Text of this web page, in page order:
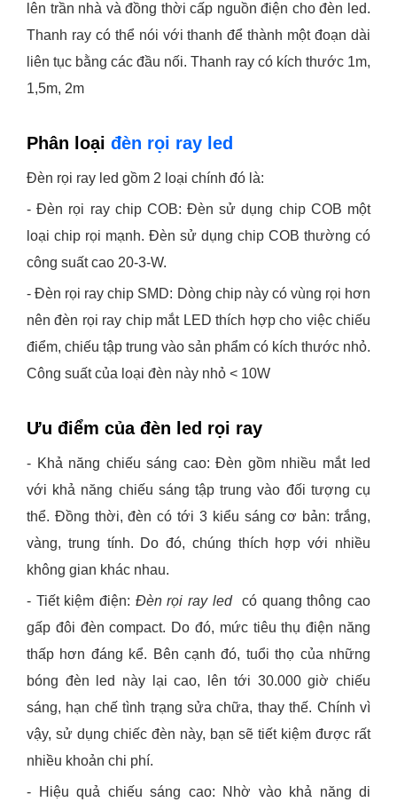
lên trần nhà và đồng thời cấp nguồn điện cho đèn led.
Thanh ray có thể nói với thanh để thành một đoạn dài
liên tục bằng các đầu nối. Thanh ray có kích thước 1m,
1,5m, 2m
Phân loại đèn rọi ray led
Đèn rọi ray led gồm 2 loại chính đó là:
- Đèn rọi ray chip COB: Đèn sử dụng chip COB một
loại chip rọi mạnh. Đèn sử dụng chip COB thường có
công suất cao 20-3-W.
- Đèn rọi ray chip SMD: Dòng chip này có vùng rọi hơn
nên đèn rọi ray chip mắt LED thích hợp cho việc chiếu
điểm, chiếu tập trung vào sản phẩm có kích thước nhỏ.
Công suất của loại đèn này nhỏ < 10W
Ưu điểm của đèn led rọi ray
- Khả năng chiếu sáng cao: Đèn gồm nhiều mắt led
với khả năng chiếu sáng tập trung vào đối tượng cụ
thể. Đồng thời, đèn có tới 3 kiểu sáng cơ bản: trắng,
vàng, trung tính. Do đó, chúng thích hợp với nhiều
không gian khác nhau.
- Tiết kiệm điện: Đèn rọi ray led có quang thông cao
gấp đôi đèn compact. Do đó, mức tiêu thụ điện năng
thấp hơn đáng kể. Bên cạnh đó, tuổi thọ của những
bóng đèn led này lại cao, lên tới 30.000 giờ chiếu
sáng, hạn chế tình trạng sửa chữa, thay thế. Chính vì
vậy, sử dụng chiếc đèn này, bạn sẽ tiết kiệm được rất
nhiều khoản chi phí.
- Hiệu quả chiếu sáng cao:
Nhờ vào khả năng di